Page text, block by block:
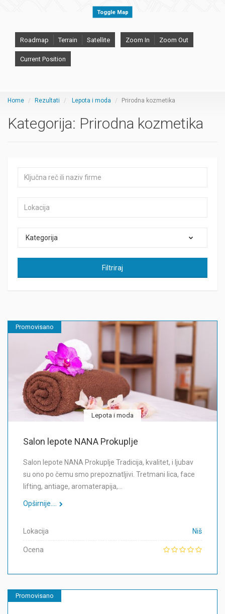
Toggle Map
Roadmap Terrain Satellite Zoom In Zoom Out
Current Position
Home Rezultati Lepota i moda Prirodna kozmetika
Kategorija: Prirodna kozmetika
Kategorija
Filtriraj
Promovisano
Lepota i moda
Salon lepote NANA Prokuplje
Salon lepote NANA Prokuplje Tradicija, kvalitet, i ljubav
su ono po čemu smo prepoznatljivi. Tretmani lica, face
lifting, antiage, aromaterapija,…
Opširnije....
Lokacija Niš
Ocena
Promovisano